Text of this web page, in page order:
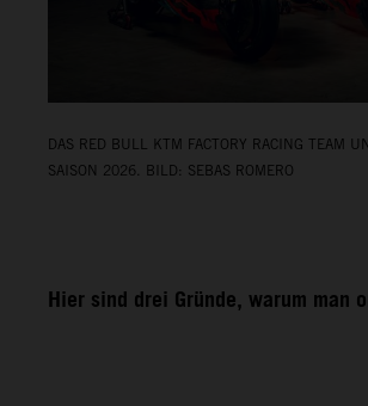
DAS RED BULL KTM FACTORY RACING TEAM
SAISON 2026. BILD: SEBAS ROMERO
Hier sind drei Gründe, warum man